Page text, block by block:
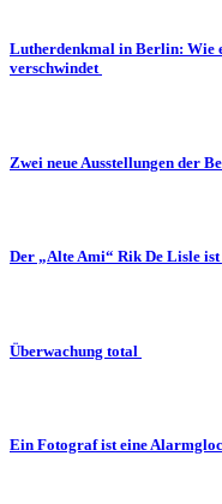
Lutherdenkmal in Berlin: Wie
verschwindet
Zwei neue Ausstellungen der
Der „Alte Ami“ Rik De Lisle ist
Überwachung total
Ein Fotograf ist eine